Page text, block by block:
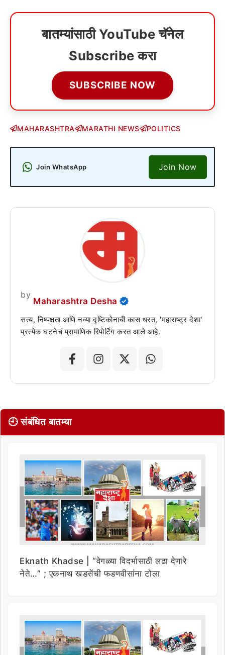
बातम्यांसाठी YouTube चॅनेल
Subscribe करा
SUBSCRIBE NOW
MAHARASHTRA MARATHI NEWS POLITICS
Join WhatsApp Join Now
by
Maharashtra Desha
सत्य, निष्पक्षता आणि नव्या दृष्टिकोनाची कास धरत, 'महाराष्ट्र देशा'
प्रत्येक घटनेचं प्रामाणिक रिपोर्टिंग करत आले आहे.
🕘 संबंधित बातम्या
Eknath Khadse | “वेगळ्या विदर्भासाठी लढा देणारे
नेते…” ; एकनाथ खडसेंची फडणवीसांना टोला